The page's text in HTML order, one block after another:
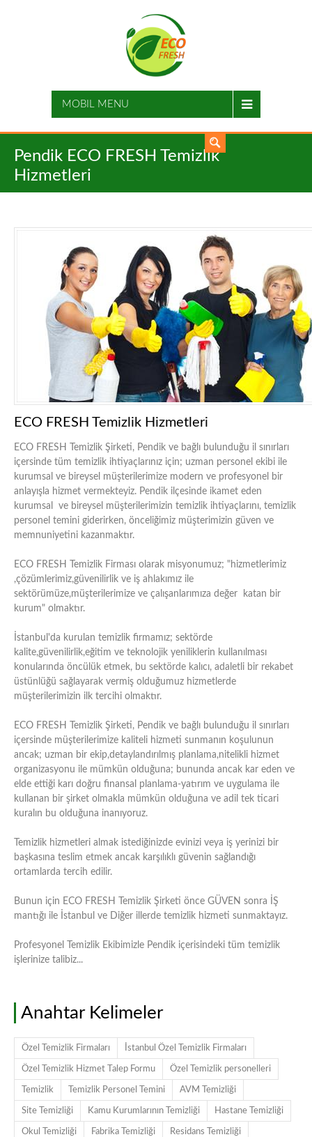
MOBIL MENU
Pendik ECO FRESH Temizlik
Hizmetleri
ECO FRESH Temizlik Hizmetleri
ECO FRESH Temizlik Şirketi, Pendik ve bağlı bulunduğu il sınırları
içersinde tüm temizlik ihtiyaçlarınız için; uzman personel ekibi ile
kurumsal ve bireysel müşterilerimize modern ve profesyonel bir
anlayışla hizmet vermekteyiz. Pendik ilçesinde ikamet eden
kurumsal ve bireysel müşterilerimizin temizlik ihtiyaçlarını, temizlik
personel temini giderirken, önceliğimiz müşterimizin güven ve
memnuniyetini kazanmaktır.
ECO FRESH Temizlik Firması olarak misyonumuz; "hizmetlerimiz
,çözümlerimiz,güvenilirlik ve iş ahlakımız ile
sektörümüze,müşterilerimize ve çalışanlarımıza değer katan bir
kurum" olmaktır.
İstanbul'da kurulan temizlik firmamız; sektörde
kalite,güvenilirlik,eğitim ve teknolojik yeniliklerin kullanılması
konularında öncülük etmek, bu sektörde kalıcı, adaletli bir rekabet
üstünlüğü sağlayarak vermiş olduğumuz hizmetlerde
müşterilerimizin ilk tercihi olmaktır.
ECO FRESH Temizlik Şirketi, Pendik ve bağlı bulunduğu il sınırları
içersinde müşterilerimize kaliteli hizmeti sunmanın koşulunun
ancak; uzman bir ekip,detaylandırılmış planlama,nitelikli hizmet
organizasyonu ile mümkün olduğuna; bununda ancak kar eden ve
elde ettiği karı doğru finansal planlama-yatırım ve uygulama ile
kullanan bir şirket olmakla mümkün olduğuna ve adil tek ticari
kuralın bu olduğuna inanıyoruz.
Temizlik hizmetleri almak istediğinizde evinizi veya iş yerinizi bir
başkasına teslim etmek ancak karşılıklı güvenin sağlandığı
ortamlarda tercih edilir.
Bunun için ECO FRESH Temizlik Şirketi önce GÜVEN sonra İŞ
mantığı ile İstanbul ve Diğer illerde temizlik hizmeti sunmaktayız.
Profesyonel Temizlik Ekibimizle Pendik içerisindeki tüm temizlik
işlerinize talibiz...
Anahtar Kelimeler
Özel Temizlik Firmaları İstanbul Özel Temizlik Firmaları
Özel Temizlik Hizmet Talep Formu Özel Temizlik personelleri
Temizlik Temizlik Personel Temini AVM Temizliği
Site Temizliği Kamu Kurumlarının Temizliği Hastane Temizliği
Okul Temizliği Fabrika Temizliği Residans Temizliği